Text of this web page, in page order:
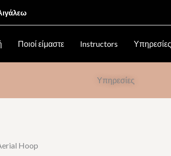
Ποιοί είμαστε Instructors Υπηρεσίες
Υπηρεσίες
Hoop